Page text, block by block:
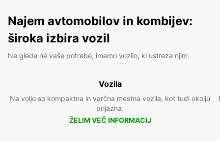
Najem avtomobilov in kombijev:
široka izbira vozil
Ne glede na vaše potrebe, imamo vozilo, ki ustreza njim.
Vozila
Na voljo so kompaktna in varčna mestna vozila, kot tudi okolju
prijazna.
ŽELIM VEČ INFORMACIJ